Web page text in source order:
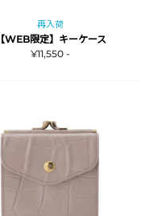
再入荷
【WEB限定】キーケース
¥11,550 -